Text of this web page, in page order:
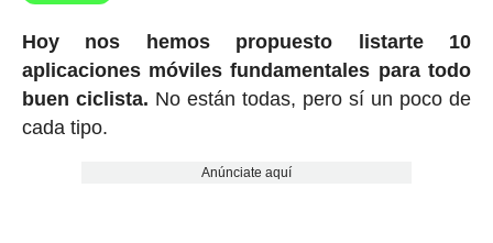
Hoy nos hemos propuesto listarte 10
aplicaciones móviles fundamentales para todo
buen ciclista. No están todas, pero sí un poco de
cada tipo.
Anúnciate aquí